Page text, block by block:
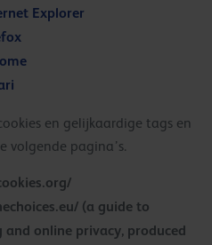
Explorer
en gelijkaardige tags en
volgende pagina’s.
(a guide to
online privacy, produced